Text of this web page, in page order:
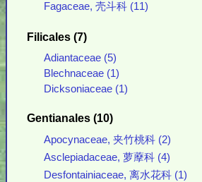
Fagaceae, 壳斗科 (11)
Filicales (7)
Adiantaceae (5)
Blechnaceae (1)
Dicksoniaceae (1)
Gentianales (10)
Apocynaceae, 夹竹桃科 (2)
Asclepiadaceae, 萝藦科 (4)
Desfontainiaceae, 离水花科 (1)